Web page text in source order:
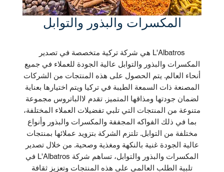
المكسرات والبذور والتوابل
L'Albatros هي شركة تركية متخصصة في تصدير
المكسرات والبذور والتوابل عالية الجودة للعملاء في جميع
أنحاء العالم. يتم الحصول على هذه المنتجات من الشركات
المصنعة ذات السمعة الطيبة في تركيا ويتم اختيارها بعناية
لضمان جودتها ومذاقها المتميز. تقدم لاالباتروس مجموعة
متنوعة من المنتجات التي تلبي تفضيلات العملاء المختلفة،
بما في ذلك الفواكه المجففة والمكسرات والبذور وأنواع
مختلفة من التوابل. تلتزم الشركة بتزويد عملائها بمنتجات
عالية الجودة غنية بالنكهة ومغذية وصحية. من خلال تصدير
المكسرات والبذور والتوابل، تساهم شركة L'Albatros في
تلبية الطلب العالمي على هذه المنتجات وتعزيز ثقافة